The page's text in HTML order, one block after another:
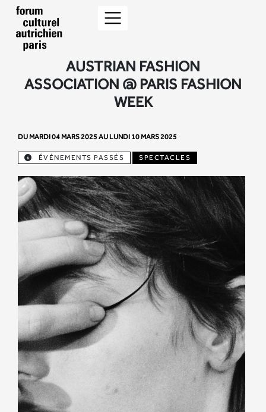
AUSTRIAN FASHION
ASSOCIATION @ PARIS FASHION
WEEK
DU MARDI 04 MARS 2025 AU LUNDI 10 MARS 2025
ÉVÉNEMENTS PASSÉS SPECTACLES